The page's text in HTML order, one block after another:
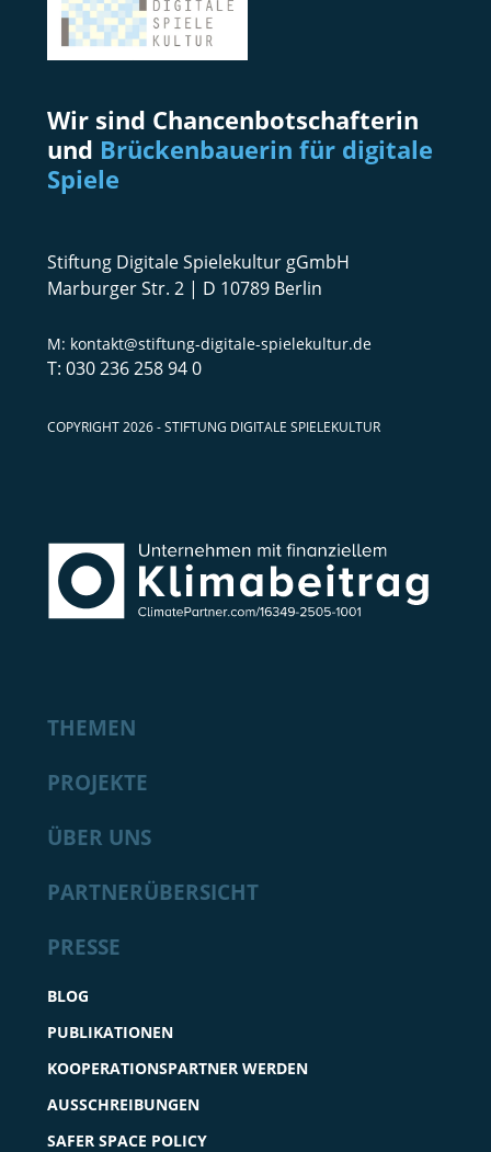
Wir sind Chancenbotschafterin
und Brückenbauerin für digitale
Spiele
Stiftung Digitale Spielekultur gGmbH
Marburger Str. 2 | D 10789 Berlin
kontakt@stiftung-digitale-spielekultur.de
030 236 258 94 0
COPYRIGHT 2026 - STIFTUNG DIGITALE SPIELEKULTUR
THEMEN
PROJEKTE
ÜBER UNS
PARTNERÜBERSICHT
PRESSE
BLOG
PUBLIKATIONEN
KOOPERATIONSPARTNER WERDEN
AUSSCHREIBUNGEN
SAFER SPACE POLICY